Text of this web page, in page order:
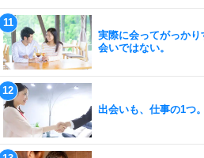
実際に会ってがっか
会いではない。
出会いも、仕事の1つ。